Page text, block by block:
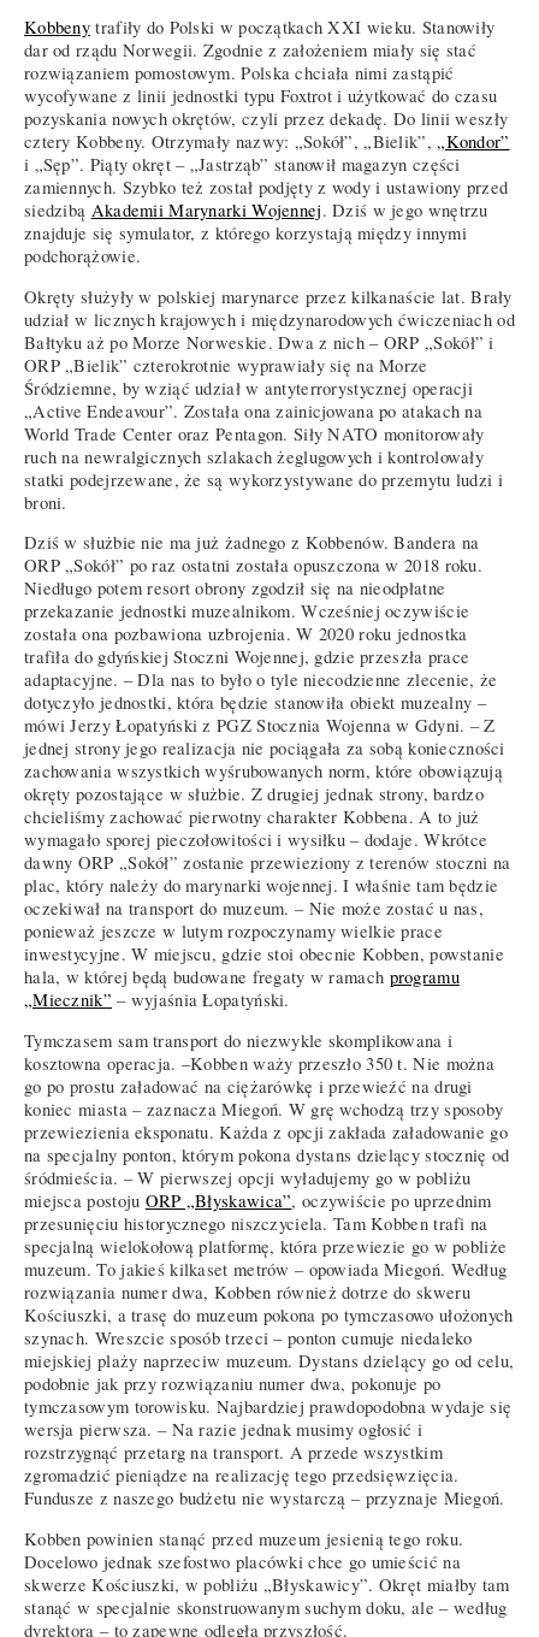
Kobbeny trafiły do Polski w początkach XXI wieku. Stanowiły
dar od rządu Norwegii. Zgodnie z założeniem miały się stać
rozwiązaniem pomostowym. Polska chciała nimi zastąpić
wycofywane z linii jednostki typu Foxtrot i użytkować do czasu
pozyskania nowych okrętów, czyli przez dekadę. Do linii weszły
cztery Kobbeny. Otrzymały nazwy: „Sokół”, „Bielik”,„Kondor”
i „Sęp”. Piąty okręt – „Jastrząb” stanowił magazyn części
zamiennych. Szybko też został podjęty z wody i ustawiony przed
siedzibą Akademii Marynarki Wojennej. Dziś w jego wnętrzu
znajduje się symulator, z którego korzystają między innymi
podchorążowie.
Okręty służyły w polskiej marynarce przez kilkanaście lat. Brały
udział w licznych krajowych i międzynarodowych ćwiczeniach od
Bałtyku aż po Morze Norweskie. Dwa z nich – ORP „Sokół” i
ORP „Bielik” czterokrotnie wyprawiały się na Morze
Śródziemne, by wziąć udział w antyterrorystycznej operacji
„Active Endeavour”. Została ona zainicjowana po atakach na
World Trade Center oraz Pentagon. Siły NATO monitorowały
ruch na newralgicznych szlakach żeglugowych i kontrolowały
statki podejrzewane, że są wykorzystywane do przemytu ludzi i
broni.
Dziś w służbie nie ma już żadnego z Kobbenów. Bandera na
ORP „Sokół” po raz ostatni została opuszczona w 2018 roku.
Niedługo potem resort obrony zgodził się na nieodpłatne
przekazanie jednostki muzealnikom. Wcześniej oczywiście
została ona pozbawiona uzbrojenia. W 2020 roku jednostka
trafiła do gdyńskiej Stoczni Wojennej, gdzie przeszła prace
adaptacyjne. – Dla nas to było o tyle niecodzienne zlecenie, że
dotyczyło jednostki, która będzie stanowiła obiekt muzealny –
mówi Jerzy Łopatyński z PGZ Stocznia Wojenna w Gdyni. – Z
jednej strony jego realizacja nie pociągała za sobą konieczności
zachowania wszystkich wyśrubowanych norm, które obowiązują
okręty pozostające w służbie. Z drugiej jednak strony, bardzo
chcieliśmy zachować pierwotny charakter Kobbena. A to już
wymagało sporej pieczołowitości i wysiłku – dodaje. Wkrótce
dawny ORP „Sokół” zostanie przewieziony z terenów stoczni na
plac, który należy do marynarki wojennej. I właśnie tam będzie
oczekiwał na transport do muzeum. – Nie może zostać u nas,
ponieważ jeszcze w lutym rozpoczynamy wielkie prace
inwestycyjne. W miejscu, gdzie stoi obecnie Kobben, powstanie
hala, w której będą budowane fregaty w ramach programu
„Miecznik” – wyjaśnia Łopatyński.
Tymczasem sam transport do niezwykle skomplikowana i
kosztowna operacja. –Kobben waży przeszło 350 t. Nie można
go po prostu załadować na ciężarówkę i przewieźć na drugi
koniec miasta – zaznacza Miegoń. W grę wchodzą trzy sposoby
przewiezienia eksponatu. Każda z opcji zakłada załadowanie go
na specjalny ponton, którym pokona dystans dzielący stocznię od
śródmieścia. – W pierwszej opcji wyładujemy go w pobliżu
miejsca postoju ORP „Błyskawica”, oczywiście po uprzednim
przesunięciu historycznego niszczyciela. Tam Kobben trafi na
specjalną wielokołową platformę, która przewiezie go w pobliże
muzeum. To jakieś kilkaset metrów – opowiada Miegoń. Według
rozwiązania numer dwa, Kobben również dotrze do skweru
Kościuszki, a trasę do muzeum pokona po tymczasowo ułożonych
szynach. Wreszcie sposób trzeci – ponton cumuje niedaleko
miejskiej plaży naprzeciw muzeum. Dystans dzielący go od celu,
podobnie jak przy rozwiązaniu numer dwa, pokonuje po
tymczasowym torowisku. Najbardziej prawdopodobna wydaje się
wersja pierwsza. – Na razie jednak musimy ogłosić i
rozstrzygnąć przetarg na transport. A przede wszystkim
zgromadzić pieniądze na realizację tego przedsięwzięcia.
Fundusze z naszego budżetu nie wystarczą – przyznaje Miegoń.
Kobben powinien stanąć przed muzeum jesienią tego roku.
Docelowo jednak szefostwo placówki chce go umieścić na
skwerze Kościuszki, w pobliżu „Błyskawicy”. Okręt miałby tam
stanąć w specjalnie skonstruowanym suchym doku, ale – według
dyrektora – to zapewne odległa przyszłość.